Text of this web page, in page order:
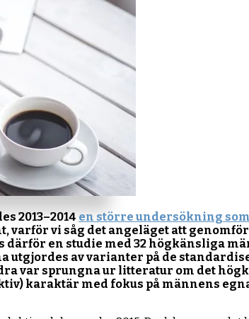
2013–2014 en större undersökning
varför vi såg det angeläget att
en studie med 32 högkänsliga
utgjordes av varianter på de
var sprungna ur litteratur om det
karaktär med fokus på männens